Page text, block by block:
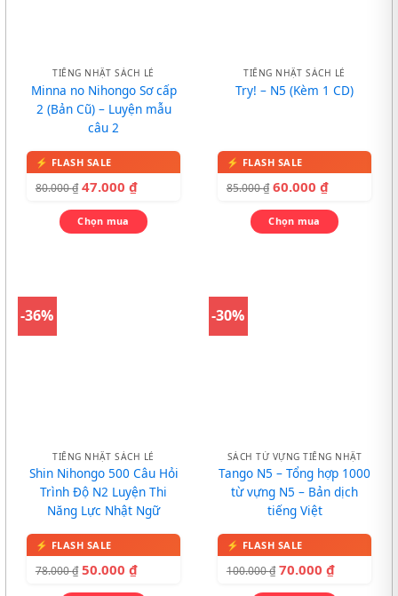
TIẾNG NHẬT SÁCH LẺ
Minna no Nihongo Sơ cấp
2 (Bản Cũ) – Luyện mẫu
câu 2
80.000₫ 47.000 ₫
Chọn mua
TIẾNG NHẬT SÁCH LẺ
Try! – N5 (Kèm 1 CD)
85.000₫ 60.000 ₫
Chọn mua
-36%
TIẾNG NHẬT SÁCH LẺ
Shin Nihongo 500 Câu Hỏi
Trình Độ N2 Luyện Thi
Năng Lực Nhật Ngữ
78.000₫ 50.000 ₫
-30%
SÁCH TỪ VỰNG TIẾNG NHẬT
Tango N5 – Tổng hợp 1000
từ vựng N5 – Bản dịch
tiếng Việt
100.000₫ 70.000 ₫